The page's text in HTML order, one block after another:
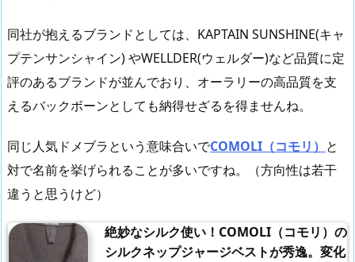
同社が抱えるブランドとしては、KAPTAIN SUNSHINE(キャ
プテンサンシャイン) やWELLDER(ウェルダー)など品質に定
評のあるブランドが並んでおり、オーラリーの高品質を支
えるバックボーンとしても納得せざるを得ませんね。
同じ人気ドメブラという意味合いでCOMOLI（コモリ） と
対で名前を挙げられることが多いですね。（方向性は若干
違うと思うけど）
絶妙なシルク使い！COMOLI（コモリ）の
シルクネップジャージベストが秀逸。変化